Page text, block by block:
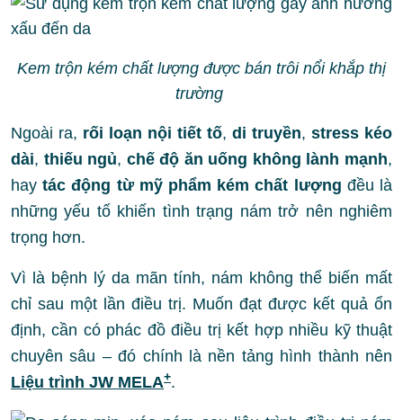
Kem trộn kém chất lượng được bán trôi nổi khắp thị
trường
Ngoài ra, rối loạn nội tiết tố, di truyền, stress kéo
dài, thiếu ngủ, chế độ ăn uống không lành mạnh,
haytác động từ mỹ phẩm kém chất lượng đều là
những yếu tố khiến tình trạng nám trở nên nghiêm
trọng hơn.
Vì là bệnh lý da mãn tính, nám không thể biến mất
chỉ sau một lần điều trị. Muốn đạt được kết quả ổn
định, cần có phác đồ điều trị kết hợp nhiều kỹ thuật
chuyên sâu – đó chính là nền tảng hình thành nên
Liệu trình JW MELA+.